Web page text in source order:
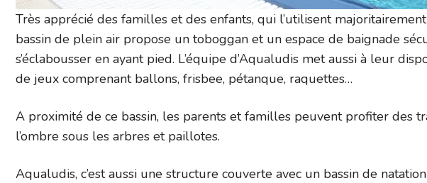
Très apprécié des familles et des enfants, qui l’utilisent
bassin de plein air propose un toboggan et un espace de baignade
s’éclabousser en ayant pied. L’équipe d’Aqualudis met aussi à leur
de jeux comprenant ballons, frisbee, pétanque, raquettes…
A proximité de ce bassin, les parents et familles peuvent profiter des
l’ombre sous les arbres et paillotes.
Aqualudis, c’est aussi une structure couverte avec un bassin de